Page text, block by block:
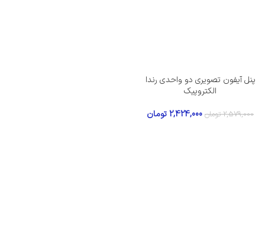
پنل آیفون تصویری دو واحدی رندا
الکتروپیک
2,579,000 تومان 2,424,000تومان